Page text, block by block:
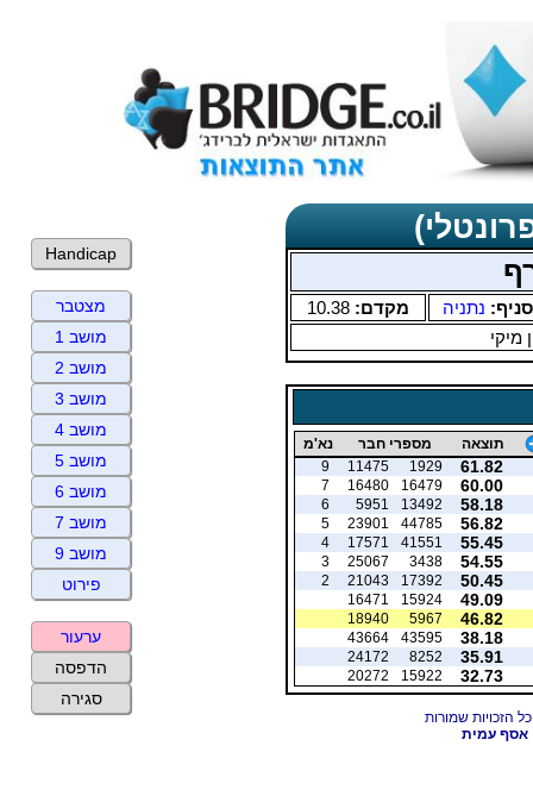
סניף: נתניה מקדם: 10.38
מיקי
תוצאה מספרי חבר נא'מ
61.82
1929
11475
9
60.00
16479
16480
7
58.18
13492
5951
6
56.82
44785
23901
5
55.45
41551
17571
4
54.55
3438
25067
3
50.45
17392
21043
2
49.09
15924
16471
46.82
5967
18940
38.18
43595
43664
35.91
8252
24172
32.73
15922
20272
אסף עמית
Handicap
מצטבר
מושב 1
מושב 2
מושב 3
מושב 4
מושב 5
מושב 6
מושב 7
מושב 9
פירוט
ערעור
הדפסה
סגירה